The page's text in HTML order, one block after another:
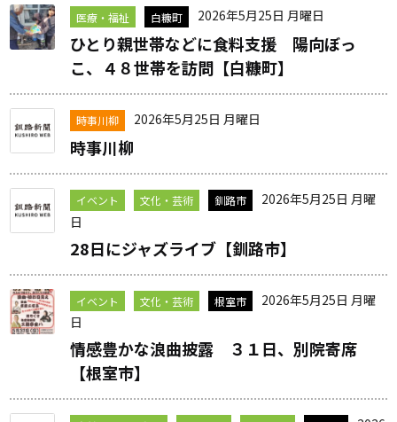
医療・福祉 白糠町 2026年5月25日 月曜日
ひとり親世帯などに食料支援 陽向ぼっ
こ、４８世帯を訪問【白糠町】
時事川柳 2026年5月25日 月曜日
時事川柳
イベント 文化・芸術 釧路市
2026年5月25日 月曜
日
28日にジャズライブ【釧路市】
イベント 文化・芸術 根室市
2026年5月25日 月曜
日
情感豊かな浪曲披露 ３１日、別院寄席
【根室市】